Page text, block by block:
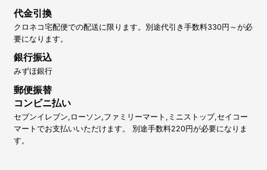
代金引換
クロネコ宅配便での配送に限ります。別途代引き手数料330円～が必
要になります。
銀行振込
みずほ銀行
郵便振替
コンビニ払い
セブンイレブン,ローソン,ファミリーマート,ミニストップ,セイコー
マートでお支払いいただけます。 別途手数料220円が必要になりま
す。